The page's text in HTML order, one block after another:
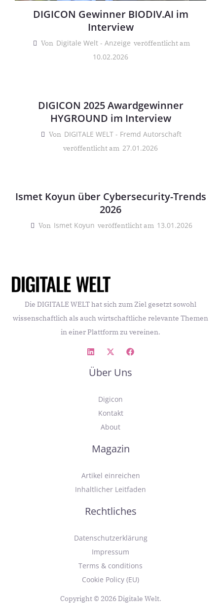
DIGICON Gewinner BIODIV.AI im
Interview
Von Digitale Welt - Anzeige veröffentlicht am
10.02.2026
DIGICON 2025 Awardgewinner
HYGROUND im Interview
Von DIGITALE WELT - Fremd Autorschaft
veröffentlicht am 27.01.2026
Ismet Koyun über Cybersecurity-Trends
2026
Von Ismet Koyun veröffentlicht am 13.01.2026
Die DIGITALE WELT hat sich zum Ziel gesetzt sowohl
wissenschaftlich als auch wirtschaftliche relevante Themen
in einer Plattform zu vereinen.
Über Uns
Digicon
Kontakt
About
Magazin
Artikel einreichen
Inhaltlicher Leitfaden
Rechtliches
Datenschutzerklärung
Impressum
Terms & conditions
Cookie Policy (EU)
Copyright © 2026 Digitale Welt.